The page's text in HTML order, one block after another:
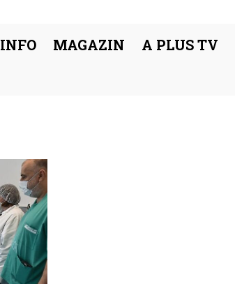
INFO MAGAZIN A PLUS TV